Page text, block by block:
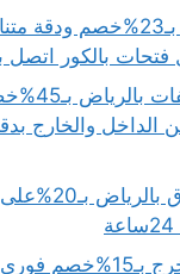
مقاول فتحات كور بـ23%خصم
شركة
شركة تنظيف
كهربائي منازل بالخرج